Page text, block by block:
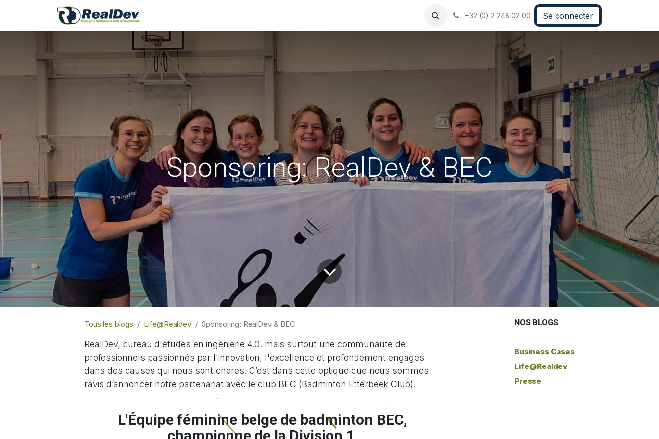
+32 (0) 2 248 02 00 Se connecter
Sponsoring: RealDev & BEC
Tous les blogs Life@Realdev Sponsoring: RealDev & BEC
RealDev, bureau d'études en ingénierie 4.0. mais surtout une communauté de
professionnels passionnés par l'innovation, l'excellence et profondément engagés
dans des causes qui nous sont chères. C’est dans cette optique que nous sommes
ravis d’annoncer notre partenariat avec le club BEC (Badminton Etterbeek Club).
L'Équipe féminine belge de badminton BEC,
championne de la Division 1
NOS BLOGS
Business Cases
Life@Realdev
Presse